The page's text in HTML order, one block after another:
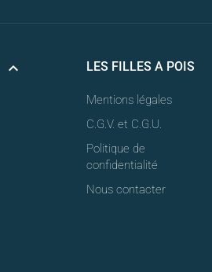
 LES FILLES A POIS
Mentions légales
C.G.V. et C.G.U.
Politique de
confidentialité
Nous contacter